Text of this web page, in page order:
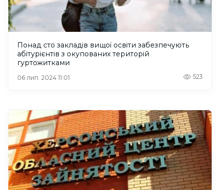
Понад сто закладів вищої освіти забезпечують
абітурієнтів з окупованих територій
гуртожитками
06 лип. 2024 11:01 523